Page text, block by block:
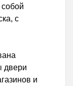
с
двери
и